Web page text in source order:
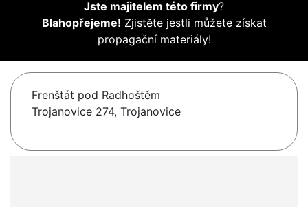
Jste majitelem této firmy?
Blahopřejeme! Zjistěte jestli můžete získat
propagační materiály!
Frenštát pod Radhoštěm
Trojanovice 274, Trojanovice